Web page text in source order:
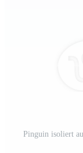
Pinguin isoliert